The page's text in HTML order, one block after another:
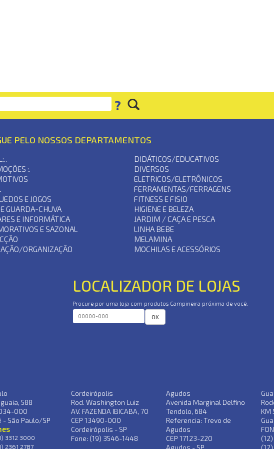
?
PELO NOSSOS DEPARTAMENTOS
:.
E JOGOS
GUARDA-CHUVA
E INFORMÁTICA
E SAZONAL
ORGANIZAÇÃO
DIDÁTICOS/EDUCATIVOS
DIVERSOS
ELETRICOS/ELETRÔNICOS
FERRAMENTAS/FERRAGENS
FITNESS E FISIO
HIGIENE E BELEZA
JARDIM / CAÇA E PESCA
LINHA BEBE
MELAMINA
MOCHILAS E ACESSÓRIOS
LOCALIZADOR DE LOJAS
Procure por uma loja com produtos Campineira próxima de você.
OK
588
000
- São Paulo/SP
3312 3000
2361 2787
Cordeirópolis
Rod. Washington Luiz
AV. FAZENDA IBICABA, 70
CEP 13490-000
Cordeirópolis - SP
Fone: (19) 3546-1448
Agudos
Avenida Marginal Delfino
Tendolo, 684
Referencia: Trevo de
Agudos
CEP 17123-220
Agudos - SP
KM